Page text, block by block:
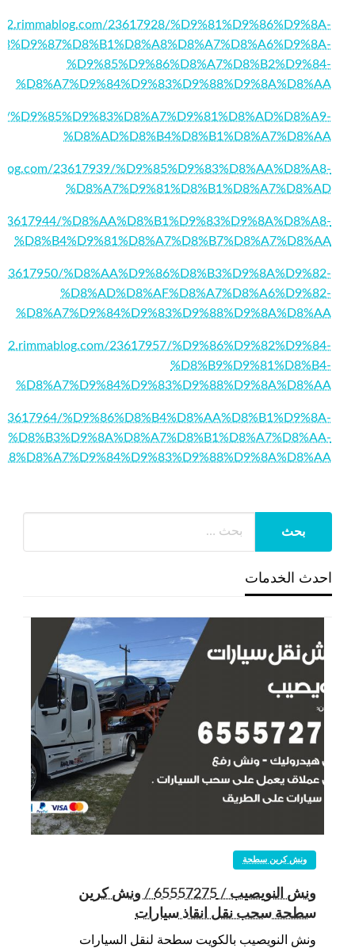
23617928/%D9%81%D9%86%D9%8A-
%D9%85%D9%86%D8%A7%D8%B2%D9%84-
%D8%A7%D9%84%D9%83%D9%88%D9%8A%D8%AA
%D8%AD%D8%B4%D8%B1%D8%A7%D8%AA
23617939/%D9%85%D9%83%D8%AA%D8%A8-
%D8%A7%D9%81%D8%B1%D8%A7%D8%AD
%D8%AA%D8%B1%D9%83%D9%8A%D8%A8-
%D8%B4%D9%81%D8%A7%D8%B7%D8%A7%D8%AA
%D8%AA%D9%86%D8%B3%D9%8A%D9%82-
%D8%AD%D8%AF%D8%A7%D8%A6%D9%82-
%D8%A7%D9%84%D9%83%D9%88%D9%8A%D8%AA
23617957/%D9%86%D9%82%D9%84-
%D8%B9%D9%81%D8%B4-
%D8%A7%D9%84%D9%83%D9%88%D9%8A%D8%AA
%D9%86%D8%B4%D8%AA%D8%B1%D9%8A-
احدث الخدمات
ونش كرين سطحة
ونش النويصيب / 65557275 / ونش كرين
سطحة سحب نقل انقاذ سيارات
ونش النويصيب بالكويت سطحة لنقل السيارات